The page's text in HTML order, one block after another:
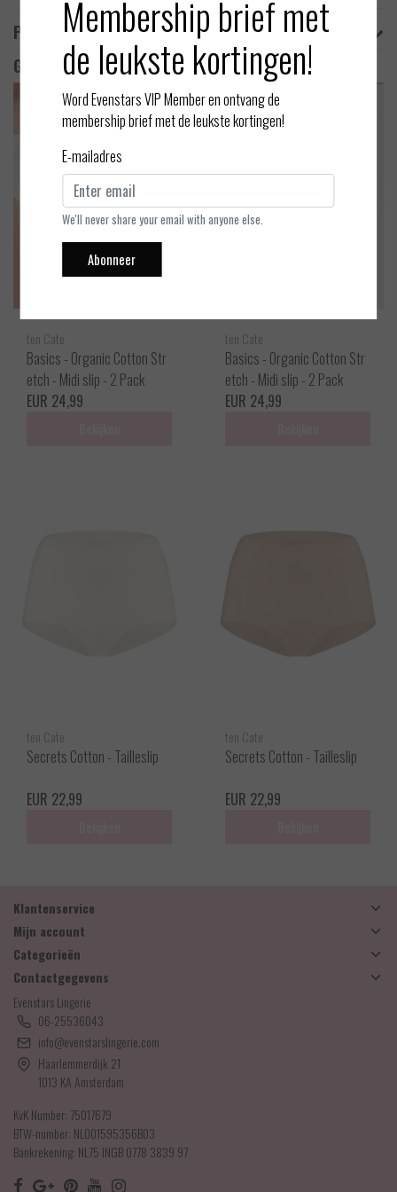
Product informatie
Gerelateerde producten
ten Cate
Basics - Organic Cotton Str
etch - Midi slip - 2 Pack
EUR 24,99
ten Cate
Basics - Organic Cotton Str
etch - Midi slip - 2 Pack
EUR 24,99
ten Cate
Secrets Cotton - Tailleslip
EUR 22,99
ten Cate
Secrets Cotton - Tailleslip
EUR 22,99
Klantenservice
Mijn account
Categorieën
Contactgegevens
Evenstars Lingerie
06-25536043
info@evenstarslingerie.com
Haarlemmerdijk 21
1013 KA Amsterdam
KvK Number: 75017679
BTW-number: NL001595356B03
Bankrekening: NL75 INGB 0778 3839 97
Membership brief met
de leukste kortingen!
Word Evenstars VIP Member en ontvang de
membership brief met de leukste kortingen!
E-mailadres
We'll never share your email with anyone else.
Abonneer